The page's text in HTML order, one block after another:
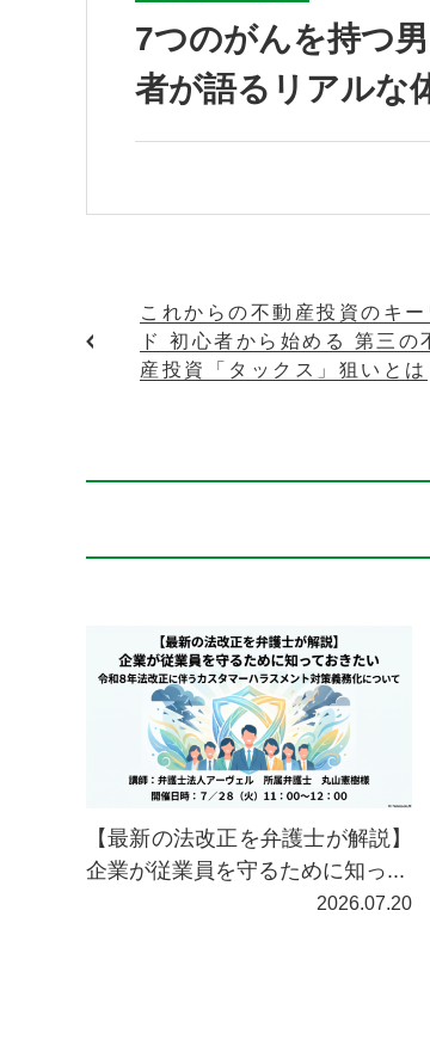
7つのがんを持つ
者が語るリアルな
これからの不動産投資のキー
ド 初心者から始める 第三の
産投資「タックス」狙いとは
【最新の法改正を弁護士が解説】
企業が従業員を守るために知っ...
2026.07.20